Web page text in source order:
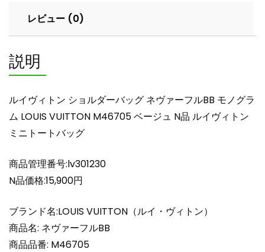
グ
ヴ
ァ
フ
ル
BB
ノ
グ
ム
LOUIS
VUITTON
M46705
レビュー (0)
説明
ルイヴィトン ショルダーバッグ ネヴァーフルBB モノグラ
ム LOUIS VUITTON M46705 ベージュ N品 ルイヴィトン
ミニトートバッグ
商品管理番号:lv301230
N品価格:15,900円
ブランド名:LOUIS VUITTON（ルイ・ヴィトン）
商品名: ネヴァーフルBB
商品品番: M46705